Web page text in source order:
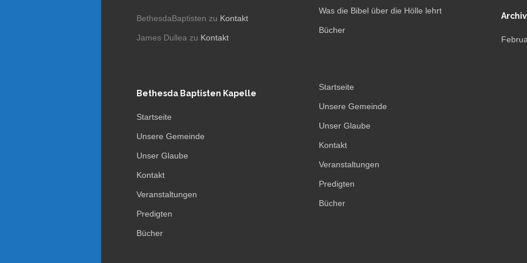
Was die Bibel über die Hölle lehrt
Bücher
BethesdaBaptisten zu Kontakt
James Dullea zu Kontakt
Archiv
Startseite
Unsere Gemeinde
Unser Glaube
Kontakt
Veranstaltungen
Predigten
Bücher
Bethesda Baptisten Kapelle
Startseite
Unsere Gemeinde
Unser Glaube
Kontakt
Veranstaltungen
Predigten
Bücher